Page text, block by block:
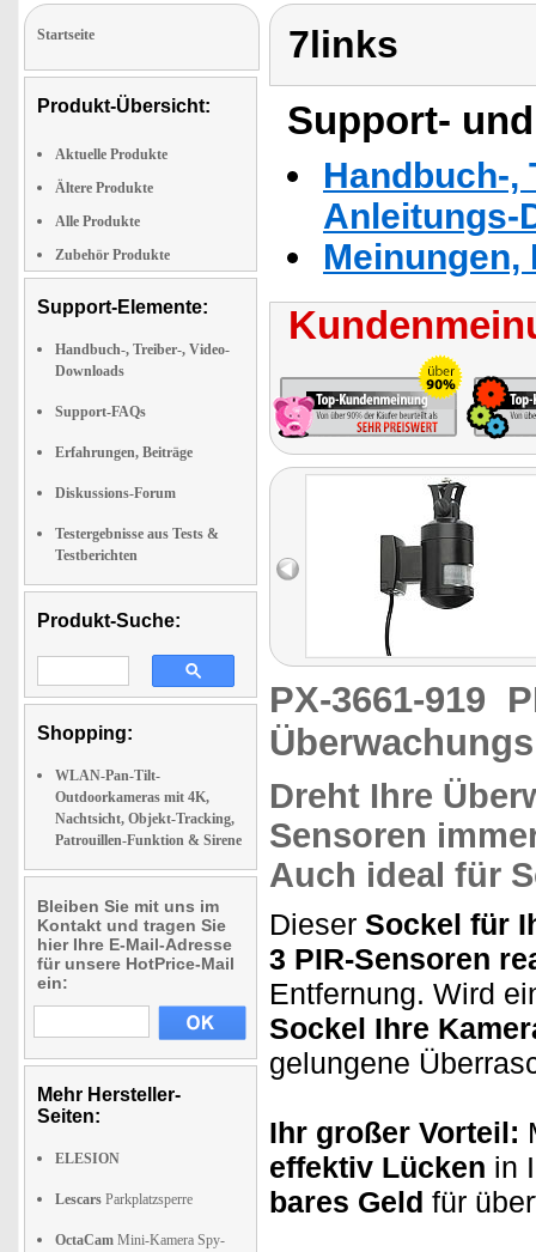
Startseite
Produkt-Übersicht:
Aktuelle Produkte
Ältere Produkte
Alle Produkte
Zubehör Produkte
Support-Elemente:
Handbuch-, Treiber-, Video-
Downloads
Support-FAQs
Erfahrungen, Beiträge
Diskussions-Forum
Testergebnisse aus Tests &
Testberichten
Produkt-Suche:
Shopping:
WLAN-Pan-Tilt-
Outdoorkameras mit 4K,
Nachtsicht, Objekt-Tracking,
Patrouillen-Funktion & Sirene
Bleiben Sie mit uns im
Kontakt und tragen Sie
hier Ihre E-Mail-Adresse
für unsere HotPrice-Mail
ein:
Mehr Hersteller-
Seiten:
ELESION
Lescars Parkplatzsperre
OctaCam Mini-Kamera Spy-
7links
Support-
Handbuch-,
Anleitungs-
PX-3661-919
Dreht Ihre
Sensoren
Auch ideal für
Dieser Sockel für
3 PIR-Sensoren
Entfernung. Wird
Sockel Ihre
gelungene
Ihr großer Vorteil:
effektiv Lücken in
bares Geld für